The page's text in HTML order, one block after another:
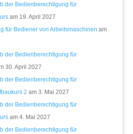
der Bedienberechtigung für
am 19. April 2027
für Bediener von Arbeitsmaschinen am
der Bedienberechtigung für
30. April 2027
der Bedienberechtigung für
2 am 3. Mai 2027
der Bedienberechtigung für
am 4. Mai 2027
der Bedienberechtigung für